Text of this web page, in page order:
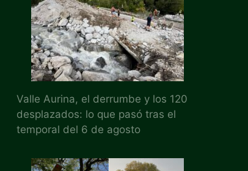
Valle Aurina, el derrumbe y los 120
desplazados: lo que pasó tras el
temporal del 6 de agosto